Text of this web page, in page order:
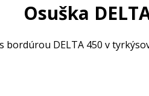
Osuška
DELTA 450 v